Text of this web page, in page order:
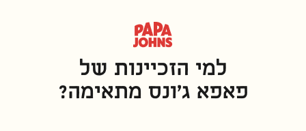
למי הזכיינות של
פאפא ג’ונס מתאימה?